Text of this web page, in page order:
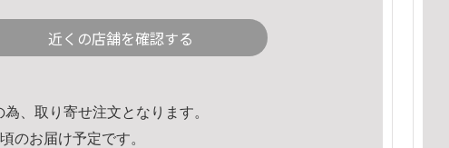
近くの店舗を確認する
、取り寄せ注文となります。
のお届け予定です。